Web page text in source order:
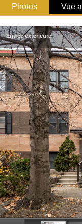
Photos Vue
Entrée extérieure